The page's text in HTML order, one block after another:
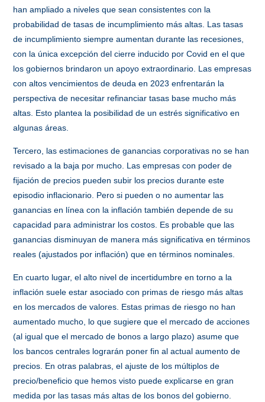
han ampliado a niveles que sean consistentes con la
probabilidad de tasas de incumplimiento más altas. Las tasas
de incumplimiento siempre aumentan durante las recesiones,
con la única excepción del cierre inducido por Covid en el que
los gobiernos brindaron un apoyo extraordinario. Las empresas
con altos vencimientos de deuda en 2023 enfrentarán la
perspectiva de necesitar refinanciar tasas base mucho más
altas. Esto plantea la posibilidad de un estrés significativo en
algunas áreas.
Tercero, las estimaciones de ganancias corporativas no se han
revisado a la baja por mucho. Las empresas con poder de
fijación de precios pueden subir los precios durante este
episodio inflacionario. Pero si pueden o no aumentar las
ganancias en línea con la inflación también depende de su
capacidad para administrar los costos. Es probable que las
ganancias disminuyan de manera más significativa en términos
reales (ajustados por inflación) que en términos nominales.
En cuarto lugar, el alto nivel de incertidumbre en torno a la
inflación suele estar asociado con primas de riesgo más altas
en los mercados de valores. Estas primas de riesgo no han
aumentado mucho, lo que sugiere que el mercado de acciones
(al igual que el mercado de bonos a largo plazo) asume que
los bancos centrales lograrán poner fin al actual aumento de
precios. En otras palabras, el ajuste de los múltiplos de
precio/beneficio que hemos visto puede explicarse en gran
medida por las tasas más altas de los bonos del gobierno.